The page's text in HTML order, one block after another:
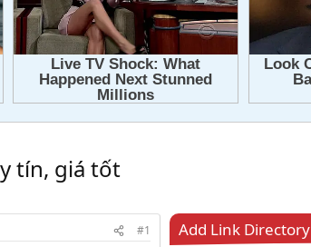
tín, giá tốt
#1 Add Link Directory